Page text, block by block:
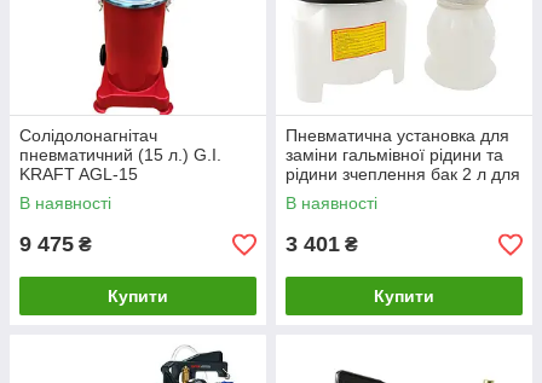
Солідолонагнітач
пневматичний (15 л.) G.I.
KRAFT AGL-15
В наявності
9 475 ₴
Купити
Пневматична установка для
заміни гальмівної рідини та
рідини зчеплення бак 2 л для
нової рідини й 1 л для
В наявності
3 401 ₴
Купити